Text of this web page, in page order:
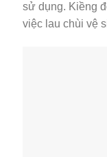
sử dụng. Kiềng
việc lau chùi vệ